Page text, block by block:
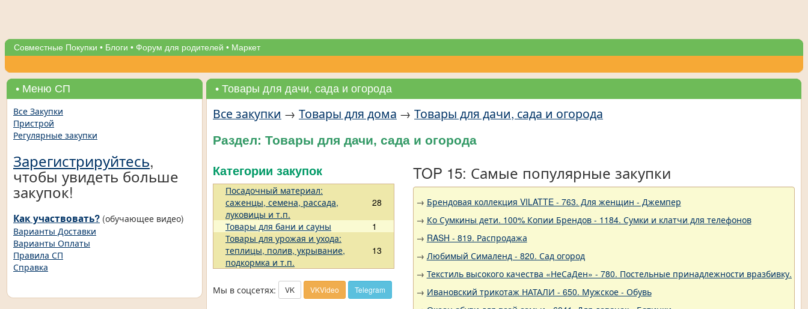
Совместные Покупки • Блоги • Форум для родителей • Маркет
• Меню СП
Все Закупки
Пристрой
Регулярные закупки
Зарегистрируйтесь,
чтобы увидеть больше
закупок!
Как участвовать? (обучающее видео)
Варианты Доставки
Варианты Оплаты
Правила СП
Справка
• Товары для дачи, сада и огорода
Все закупки → Товары для дома → Товары для дачи, сада и огорода
Раздел: Товары для дачи, сада и огорода
Категории закупок
Посадочный материал:
саженцы, семена, рассада,
луковицы и т.п.
28
Товары для бани и сауны
1
Товары для урожая и ухода:
теплицы, полив, укрывание,
подкормка и т.п.
13
Мы в соцсетях: VK VKVideo Telegram
TOP 15: Самые популярные закупки
→ Брендовая коллекция VILATTE - 763. Для женщин - Джемпер
→ Ко Сумкины дети. 100% Копии Брендов - 1184. Сумки и клатчи для телефонов
→ RASH - 819. Распродажа
→ Любимый Сималенд - 820. Сад огород
→ Текстиль высокого качества «НеСаДен» - 780. Постельные принадлежности вразбивку.
→ Ивановский трикотаж НАТАЛИ - 650. Мужское - Обувь